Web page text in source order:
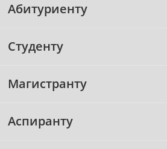
Абитуриенту
Студенту
Магистранту
Аспиранту